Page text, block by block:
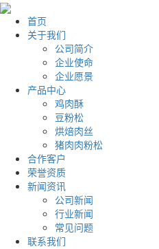
首页
关于我们
公司简介
企业使命
企业愿景
产品中心
鸡肉酥
豆粉松
烘焙肉丝
猪肉肉粉松
合作客户
荣誉资质
新闻资讯
公司新闻
行业新闻
常见问题
联系我们